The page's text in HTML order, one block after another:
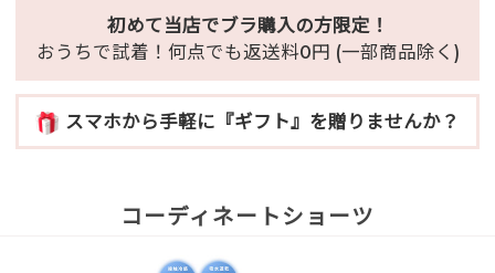
初めて当店でブラ購入の方限定！
おうちで試着！何点でも返送料0円 (一部商品除く)
スマホから手軽に『ギフト』を贈りませんか？
コーディネートショーツ